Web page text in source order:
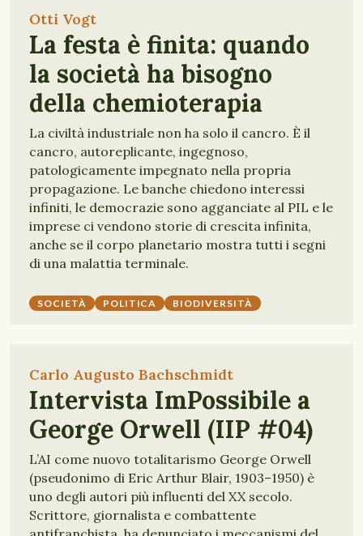
Otti Vogt
La festa è finita: quando
la società ha bisogno
della chemioterapia
La civiltà industriale non ha solo il cancro. È il
cancro, autoreplicante, ingegnoso,
patologicamente impegnato nella propria
propagazione. Le banche chiedono interessi
infiniti, le democrazie sono agganciate al PIL e le
imprese ci vendono storie di crescita infinita,
anche se il corpo planetario mostra tutti i segni
di una malattia terminale.
SOCIETÀ POLITICA BIODIVERSITÀ
Carlo Augusto Bachschmidt
Intervista ImPossibile a
George Orwell (IIP #04)
L’AI come nuovo totalitarismo George Orwell
(pseudonimo di Eric Arthur Blair, 1903–1950) è
uno degli autori più influenti del XX secolo.
Scrittore, giornalista e combattente